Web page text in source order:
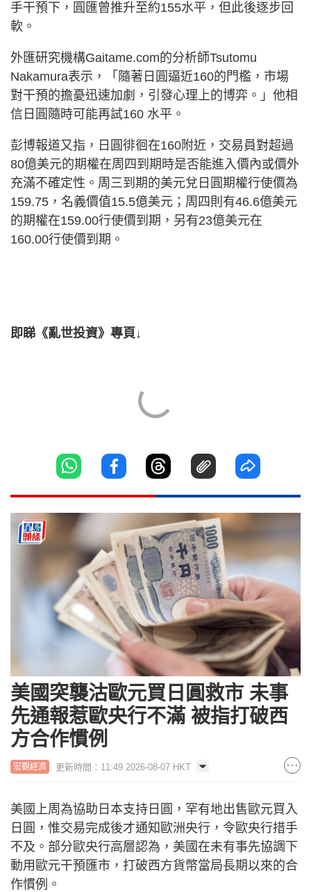
手干預下，圓匯曾推升至約155水平，但此後逐步回
軟。
外匯研究機構Gaitame.com的分析師Tsutomu
Nakamura表示，「隨著日圓逼近160的門檻，市場
對干預的擔憂迅速加劇，引發心理上的博弈。」他相
信日圓隨時可能再試160 水平。
彭博報道又指，日圓徘徊在160附近，交易員對超過
80億美元的期權在周四到期時是否能進入價內或價外
充滿不確定性。周三到期的美元兌日圓期權行使價為
159.75，名義價值15.5億美元；周四則有46.6億美元
的期權在159.00行使價到期，另有23億美元在
160.00行使價到期。
即睇《亂世投資》專頁↓
美國突襲沽歐元買日圓救市 未事
先通報惹歐央行不滿 被指打破西
方合作慣例
宏觀經濟 更新時間：11:49 2026-08-07 HKT
美國上周為協助日本支持日圓，罕有地出售歐元買入
日圓，惟交易完成後才通知歐洲央行，令歐央行措手
不及。部分歐央行高層認為，美國在未有事先協調下
動用歐元干預匯市，打破西方貨幣當局長期以來的合
作慣例。